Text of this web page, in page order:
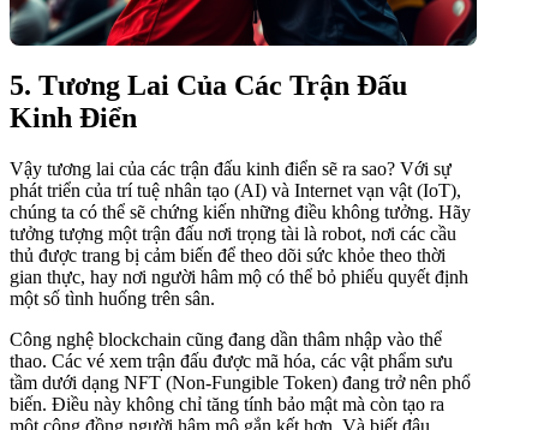
5. Tương Lai Của Các Trận Đấu
Kinh Điển
Vậy tương lai của các trận đấu kinh điển sẽ ra sao? Với sự
phát triển của trí tuệ nhân tạo (AI) và Internet vạn vật (IoT),
chúng ta có thể sẽ chứng kiến những điều không tưởng. Hãy
tưởng tượng một trận đấu nơi trọng tài là robot, nơi các cầu
thủ được trang bị cảm biến để theo dõi sức khỏe theo thời
gian thực, hay nơi người hâm mộ có thể bỏ phiếu quyết định
một số tình huống trên sân.
Công nghệ blockchain cũng đang dần thâm nhập vào thể
thao. Các vé xem trận đấu được mã hóa, các vật phẩm sưu
tầm dưới dạng NFT (Non-Fungible Token) đang trở nên phổ
biến. Điều này không chỉ tăng tính bảo mật mà còn tạo ra
một cộng đồng người hâm mộ gắn kết hơn. Và biết đâu,